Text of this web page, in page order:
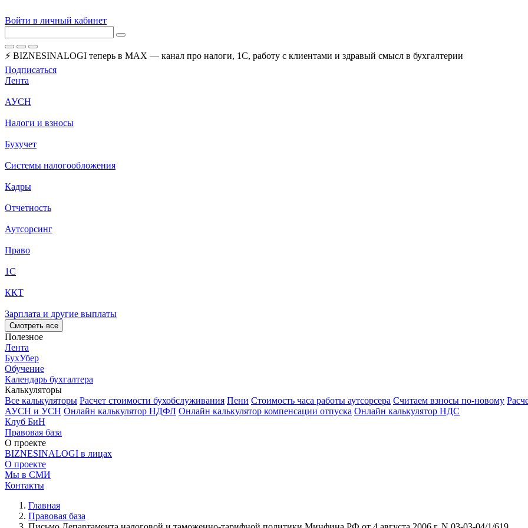
Войти в личный кабинет
⚡ BIZNESINALOGI теперь в MAX — канал про налоги, 1С, работу с клиентами и здравый смысл в бухгалтерии
Подписаться
Лента
АУСН
Налоги и взносы
Бухучет
Системы налогообложения
Кадры
Отчетность
Аутсорсинг
Право
1С
ККТ
Зарплата и другие выплаты
Смотреть все
Полезное
Лента
БухУбер
Обучение
Календарь бухгалтера
Калькуляторы
Все калькуляторы Расчет стоимости бухобслуживания Пени Стоимость часа работы аутсорсера Считаем взносы по-новому
АУСН и УСН Онлайн калькулятор НДФЛ Онлайн калькулятор компенсации отпуска Онлайн калькулятор НДС
Клуб БиН
Правовая база
О проекте
BIZNESINALOGI в лицах
О проекте
Мы в СМИ
Контакты
Главная
Правовая база